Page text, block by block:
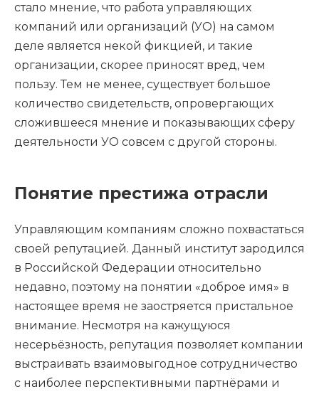
стало мнение, что работа управляющих
компаний или организаций (УО) на самом
деле является некой фикцией, и такие
организации, скорее приносят вред, чем
пользу. Тем не менее, существует большое
количество свидетельств, опровергающих
сложившееся мнение и показывающих сферу
деятельности УО совсем с другой стороны.
Понятие престижа отрасли
Управляющим компаниям сложно похвастаться
своей репутацией. Данный институт зародился
в Российской Федерации относительно
недавно, поэтому на понятии «доброе имя» в
настоящее время не заостряется пристальное
внимание. Несмотря на кажущуюся
несерьёзность, репутация позволяет компании
выстраивать взаимовыгодное сотрудничество
с наиболее перспективными партнёрами и